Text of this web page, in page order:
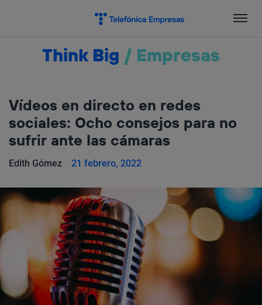
Think Big / Empresas
Vídeos en directo en redes
sociales: Ocho consejos para no
sufrir ante las cámaras
Edith Gómez 21 febrero, 2022